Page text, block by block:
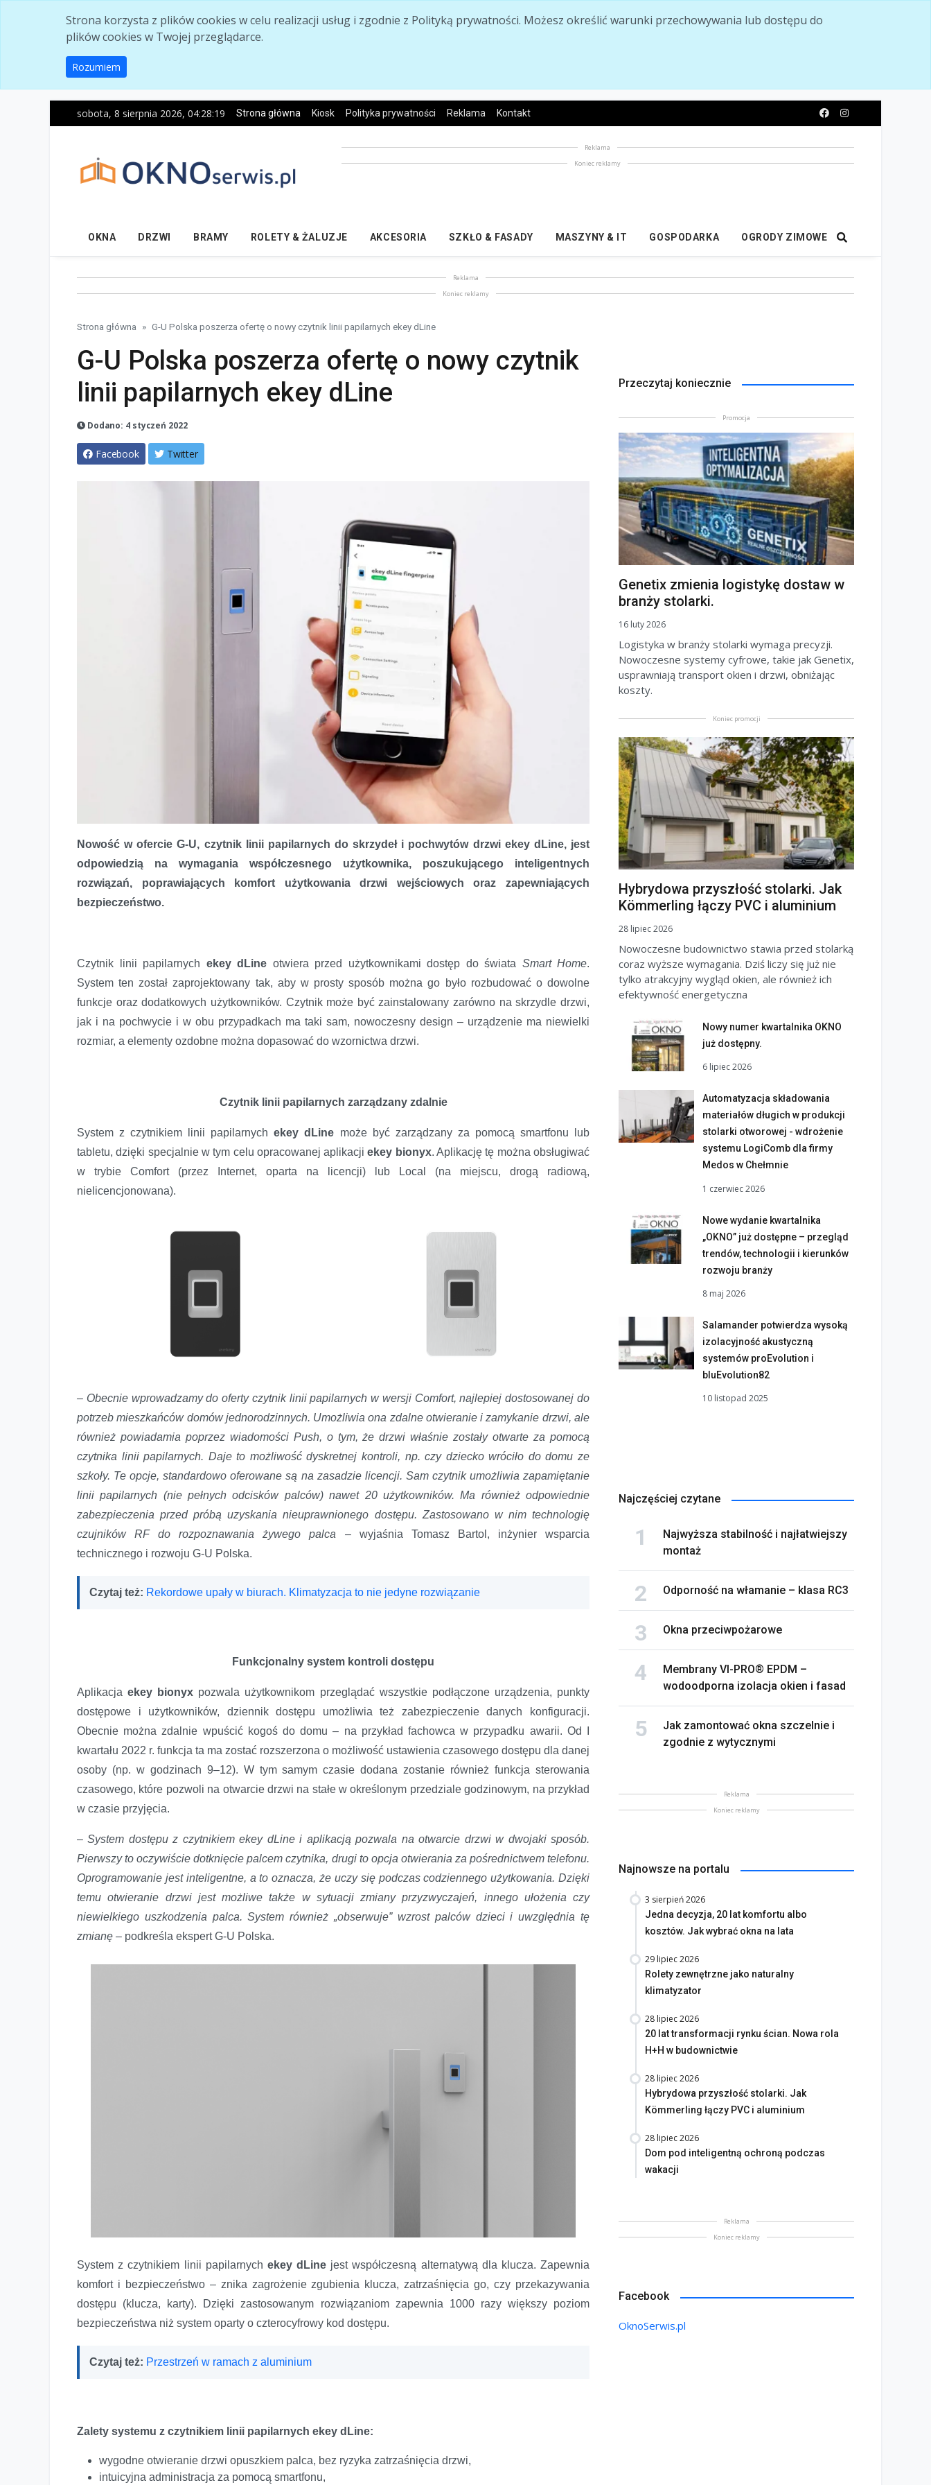
Strona korzysta z plików cookies w celu realizacji usług i zgodnie z Polityką prywatności. Możesz określić warunki przechowywania lub dostępu do
plików cookies w Twojej przeglądarce.
Rozumiem
sobota, 8 sierpnia 2026, 04:28:20 Strona główna Kiosk Polityka prywatności Reklama Kontakt
Reklama
Koniec reklamy
OKNA DRZWI BRAMY ROLETY & ŻALUZJE AKCESORIA SZKŁO & FASADY MASZYNY & IT GOSPODARKA OGRODY ZIMOWE
Reklama
Koniec reklamy
Strona główna G-U Polska poszerza ofertę o nowy czytnik linii papilarnych ekey dLine
G-U Polska poszerza ofertę o nowy czytnik
linii papilarnych ekey dLine
Dodano: 4 styczeń 2022
Facebook Twitter
Nowość w ofercie G-U, czytnik linii papilarnych do skrzydeł i pochwytów drzwi ekey dLine, jest
odpowiedzią na wymagania współczesnego użytkownika, poszukującego inteligentnych
rozwiązań, poprawiających komfort użytkowania drzwi wejściowych oraz zapewniających
bezpieczeństwo.
Czytnik linii papilarnych ekey dLine otwiera przed użytkownikami dostęp do świata Smart Home.
System ten został zaprojektowany tak, aby w prosty sposób można go było rozbudować o dowolne
funkcje oraz dodatkowych użytkowników. Czytnik może być zainstalowany zarówno na skrzydle drzwi,
jak i na pochwycie i w obu przypadkach ma taki sam, nowoczesny design – urządzenie ma niewielki
rozmiar, a elementy ozdobne można dopasować do wzornictwa drzwi.
Czytnik linii papilarnych zarządzany zdalnie
System z czytnikiem linii papilarnychekey dLine może być zarządzany za pomocą smartfonu lub
tabletu, dzięki specjalnie w tym celu opracowanej aplikacjiekey bionyx. Aplikację tę można obsługiwać
w trybie Comfort (przez Internet, oparta na licencji) lub Local (na miejscu, drogą radiową,
nielicencjonowana).
– Obecnie wprowadzamy do oferty czytnik linii papilarnych w wersji Comfort, najlepiej dostosowanej do
potrzeb mieszkańców domów jednorodzinnych. Umożliwia ona zdalne otwieranie i zamykanie drzwi, ale
również powiadamia poprzez wiadomości Push, o tym, że drzwi właśnie zostały otwarte za pomocą
czytnika linii papilarnych. Daje to możliwość dyskretnej kontroli, np. czy dziecko wróciło do domu ze
szkoły. Te opcje, standardowo oferowane są na zasadzie licencji. Sam czytnik umożliwia zapamiętanie
linii papilarnych (nie pełnych odcisków palców) nawet 20 użytkowników. Ma również odpowiednie
zabezpieczenia przed próbą uzyskania nieuprawnionego dostępu. Zastosowano w nim technologię
czujników RF do rozpoznawania żywego palca – wyjaśnia Tomasz Bartol, inżynier wsparcia
technicznego i rozwoju G-U Polska.
Czytaj też: Rekordowe upały w biurach. Klimatyzacja to nie jedyne rozwiązanie
Funkcjonalny system kontroli dostępu
Aplikacjaekey bionyx pozwala użytkownikom przeglądać wszystkie podłączone urządzenia, punkty
dostępowe i użytkowników, dziennik dostępu umożliwia też zabezpieczenie danych konfiguracji.
Obecnie można zdalnie wpuścić kogoś do domu – na przykład fachowca w przypadku awarii. Od I
kwartału 2022 r. funkcja ta ma zostać rozszerzona o możliwość ustawienia czasowego dostępu dla danej
osoby (np. w godzinach 9–12). W tym samym czasie dodana zostanie również funkcja sterowania
czasowego, które pozwoli na otwarcie drzwi na stałe w określonym przedziale godzinowym, na przykład
w czasie przyjęcia.
–System dostępu z czytnikiem ekey dLine i aplikacją pozwala na otwarcie drzwi w dwojaki sposób.
Pierwszy to oczywiście dotknięcie palcem czytnika, drugi to opcja otwierania za pośrednictwem telefonu.
Oprogramowanie jest inteligentne, a to oznacza, że uczy się podczas codziennego użytkowania. Dzięki
temu otwieranie drzwi jest możliwe także w sytuacji zmiany przyzwyczajeń, innego ułożenia czy
niewielkiego uszkodzenia palca. System również „obserwuje” wzrost palców dzieci i uwzględnia tę
zmianę – podkreśla ekspert G-U Polska.
System z czytnikiem linii papilarnych ekey dLine jest współczesną alternatywą dla klucza. Zapewnia
komfort i bezpieczeństwo – znika zagrożenie zgubienia klucza, zatrzaśnięcia go, czy przekazywania
dostępu (klucza, karty). Dzięki zastosowanym rozwiązaniom zapewnia 1000 razy większy poziom
bezpieczeństwa niż system oparty o czterocyfrowy kod dostępu.
Czytaj też: Przestrzeń w ramach z aluminium
Zalety systemu z czytnikiem linii papilarnych ekey dLine:
wygodne otwieranie drzwi opuszkiem palca, bez ryzyka zatrzaśnięcia drzwi,
intuicyjna administracja za pomocą smartfonu,
Przeczytaj koniecznie
Promocja
Genetix zmienia logistykę dostaw w
branży stolarki.
16 luty 2026
Logistyka w branży stolarki wymaga precyzji.
Nowoczesne systemy cyfrowe, takie jak Genetix,
usprawniają transport okien i drzwi, obniżając
koszty.
Koniec promocji
Hybrydowa przyszłość stolarki. Jak
Kömmerling łączy PVC i aluminium
28 lipiec 2026
Nowoczesne budownictwo stawia przed stolarką
coraz wyższe wymagania. Dziś liczy się już nie
tylko atrakcyjny wygląd okien, ale również ich
efektywność energetyczna
Nowy numer kwartalnika OKNO
już dostępny.
6 lipiec 2026
Automatyzacja składowania
materiałów długich w produkcji
stolarki otworowej - wdrożenie
systemu LogiComb dla firmy
Medos w Chełmnie
1 czerwiec 2026
Nowe wydanie kwartalnika
„OKNO” już dostępne – przegląd
trendów, technologii i kierunków
rozwoju branży
8 maj 2026
Salamander potwierdza wysoką
izolacyjność akustyczną
systemów proEvolution i
bluEvolution82
10 listopad 2025
Najczęściej czytane
Najwyższa stabilność i najłatwiejszy
montaż
Odporność na włamanie – klasa RC3
Okna przeciwpożarowe
Membrany VI-PRO® EPDM –
wodoodporna izolacja okien i fasad
Jak zamontować okna szczelnie i
zgodnie z wytycznymi
Reklama
Koniec reklamy
Najnowsze na portalu
3 sierpień 2026
Jedna decyzja, 20 lat komfortu albo
kosztów. Jak wybrać okna na lata
29 lipiec 2026
Rolety zewnętrzne jako naturalny
klimatyzator
28 lipiec 2026
20 lat transformacji rynku ścian. Nowa rola
H+H w budownictwie
28 lipiec 2026
Hybrydowa przyszłość stolarki. Jak
Kömmerling łączy PVC i aluminium
28 lipiec 2026
Dom pod inteligentną ochroną podczas
wakacji
Reklama
Koniec reklamy
Facebook
OknoSerwis.pl